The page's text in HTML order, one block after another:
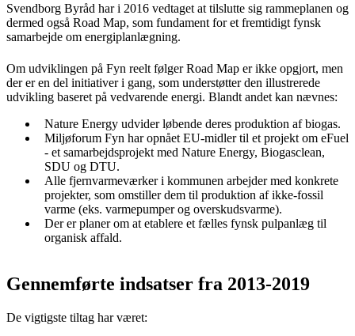
Svendborg Byråd har i 2016 vedtaget at tilslutte sig rammeplanen og
dermed også Road Map, som fundament for et fremtidigt fynsk
samarbejde om energiplanlægning.
Om udviklingen på Fyn reelt følger Road Map er ikke opgjort, men
der er en del initiativer i gang, som understøtter den illustrerede
udvikling baseret på vedvarende energi. Blandt andet kan nævnes:
Nature Energy udvider løbende deres produktion af biogas.
Miljøforum Fyn har opnået EU-midler til et projekt om eFuel
- et samarbejdsprojekt med Nature Energy, Biogasclean,
SDU og DTU.
Alle fjernvarmeværker i kommunen arbejder med konkrete
projekter, som omstiller dem til produktion af ikke-fossil
varme (eks. varmepumper og overskudsvarme).
Der er planer om at etablere et fælles fynsk pulpanlæg til
organisk affald.
Gennemførte indsatser fra 2013-2019
De vigtigste tiltag har været: